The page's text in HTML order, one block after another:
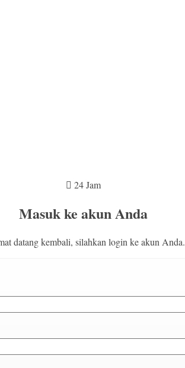
24 Jam
Masuk ke akun Anda
datang kembali, silahkan login ke akun Anda.